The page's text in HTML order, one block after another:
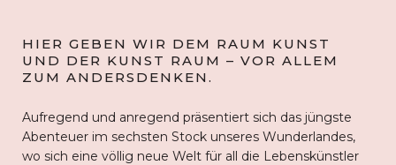
HIER GEBEN WIR DEM RAUM KUNST
UND DER KUNST RAUM – VOR ALLEM
ZUM ANDERSDENKEN.
Aufregend und anregend präsentiert sich das jüngste
Abenteuer im sechsten Stock unseres Wunderlandes,
wo sich eine völlig neue Welt für all die Lebenskünstler